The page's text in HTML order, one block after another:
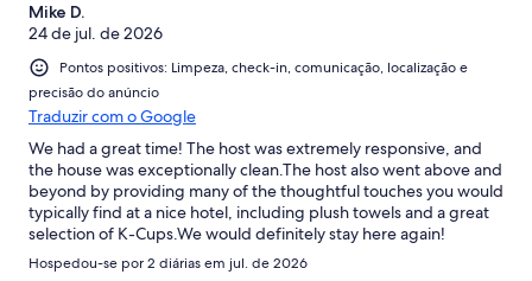
Mike D.
24 de jul. de 2026
Pontos positivos: Limpeza, check-in, comunicação, localização e
precisão do anúncio
Traduzir com o Google
We had a great time! The host was extremely responsive, and
the house was exceptionally clean.The host also went above and
beyond by providing many of the thoughtful touches you would
typically find at a nice hotel, including plush towels and a great
selection of K-Cups.We would definitely stay here again!
Hospedou-se por 2 diárias em jul. de 2026